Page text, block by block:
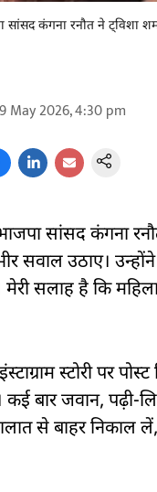
कंगना रनौत ने ट्विशा
May 2026, 4:30 pm
सांसद कंगना
सवाल उठाए।
सलाह है कि
स्टोरी पर
बार जवान, पढ़ी-
से बाहर निकाल